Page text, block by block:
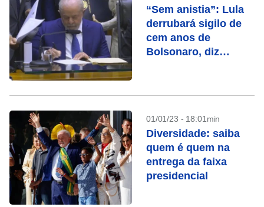
“Sem anistia”: Lula
derrubará sigilo de
cem anos de
Bolsonaro, diz
01/01/23 - 18:01min
Diversidade: saiba
quem é quem na
entrega da faixa
presidencial